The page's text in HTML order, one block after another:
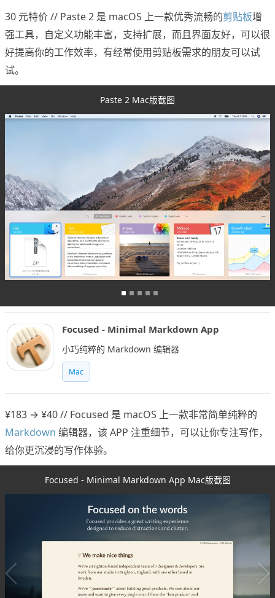
30 元特价 // Paste 2 是 macOS 上一款优秀流畅的剪贴板增
强工具，自定义功能丰富，支持扩展，而且界面友好，可以很
好提高你的工作效率，有经常使用剪贴板需求的朋友可以试
试。
Paste 2 Mac版截图
Focused - Minimal Markdown App
小巧纯粹的 Markdown 编辑器
Mac
¥183 → ¥40 // Focused 是 macOS 上一款非常简单纯粹的
Markdown 编辑器，该 APP 注重细节，可以让你专注写作，
给你更沉浸的写作体验。
Focused - Minimal Markdown App Mac版截图